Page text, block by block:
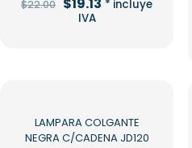
$22.00
precio precio
* incluye
IVA
-13%
LAMPARA COLGANTE
NEGRA C/CADENA JD120